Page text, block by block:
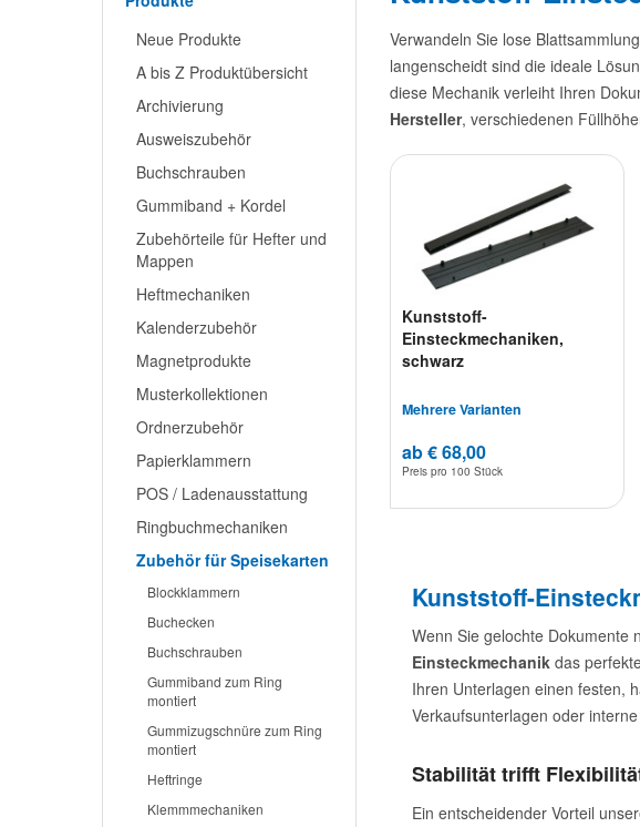
Neue Produkte
A bis Z Produktübersicht
Archivierung
Ausweiszubehör
Buchschrauben
Gummiband + Kordel
Zubehörteile für Hefter und
Mappen
Heftmechaniken
Kalenderzubehör
Magnetprodukte
Musterkollektionen
Ordnerzubehör
Papierklammern
POS / Ladenausstattung
Ringbuchmechaniken
Zubehör für Speisekarten
Blockklammern
Buchecken
Buchschrauben
Gummiband zum Ring
montiert
Gummizugschnüre zum Ring
montiert
Heftringe
Klemmmechaniken
Verwandeln Sie lose
langenscheidt sind die ideale
diese Mechanik verleiht Ihren
Hersteller, verschiedenen
Kunststoff-
Einsteckmechaniken,
schwarz
Mehrere Varianten
ab € 68,00
Preis pro 100 Stück
Kunststoff-
Wenn Sie gelochte Dokumente
Einsteckmechanik das
Ihren Unterlagen einen festen,
Verkaufsunterlagen oder
Stabilität trifft
Ein entscheidender Vorteil